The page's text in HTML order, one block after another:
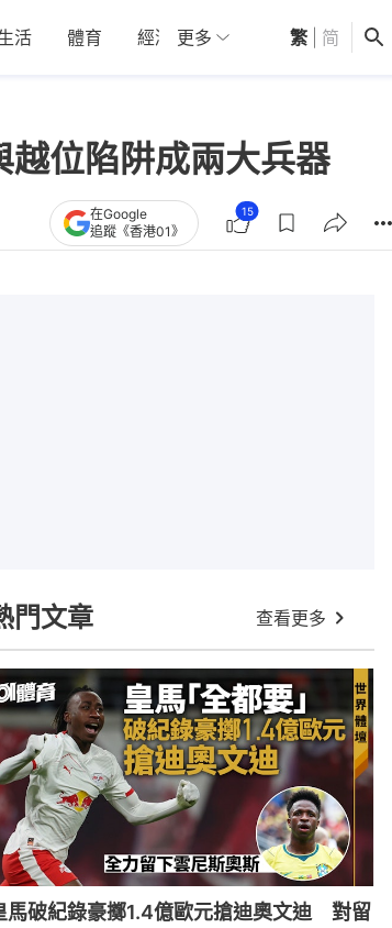
活 體育 經濟 01深圳 觀點 健康
更多 繁 简
位陷阱成兩大兵器
在Google
追蹤《香港01》
15
門文章 查看更多
馬破紀錄豪擲1.4億歐元搶迪奧文迪 對留